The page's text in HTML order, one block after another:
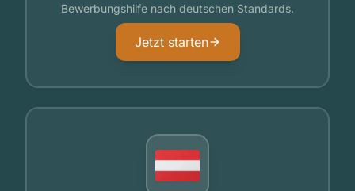
Bewerbungshilfe nach deutschen Standards.
Jetzt starten